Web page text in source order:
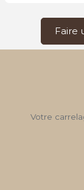
Faire
Votre